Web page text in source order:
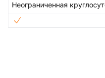
Неограниченная